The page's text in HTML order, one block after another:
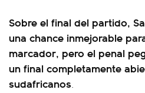
Sobre el final del partido,
una chance inmejorable
marcador, pero el penal
un final completamente
sudafricanos.